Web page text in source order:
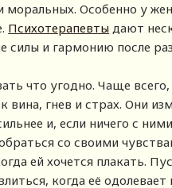
моральных. Особенно у
Психотерапевты дают
силы и гармонию после
что угодно. Чаще
вина, гнев и страх. Они
и, если ничего с
со своими
ей хочется плакать.
когда её одолевает